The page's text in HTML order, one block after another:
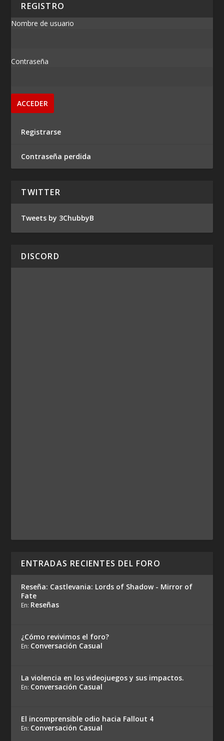
REGISTRO
Nombre de usuario
Contraseña
Registrarse
Contraseña perdida
TWITTER
Tweets by 3ChubbyB
DISCORD
ENTRADAS RECIENTES DEL FORO
Reseña: Castlevania: Lords of Shadow - Mirror of
Fate
En: Reseñas
¿Cómo revivimos el foro?
En: Conversación Casual
La violencia en los videojuegos y sus impactos.
En: Conversación Casual
El incomprensible odio hacia Fallout 4
En: Conversación Casual